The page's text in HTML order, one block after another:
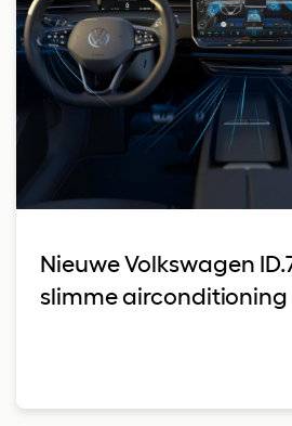
Nieuwe Volkswagen
slimme airconditioning